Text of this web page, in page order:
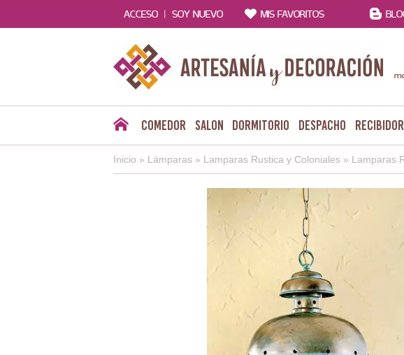
ACCESO | SOY NUEVO MIS FAVORITOS
Comedor Salon Dormitorio Despacho Recibidor
Inicio » Lámparas » Lamparas Rustica y Coloniales » Lamparas